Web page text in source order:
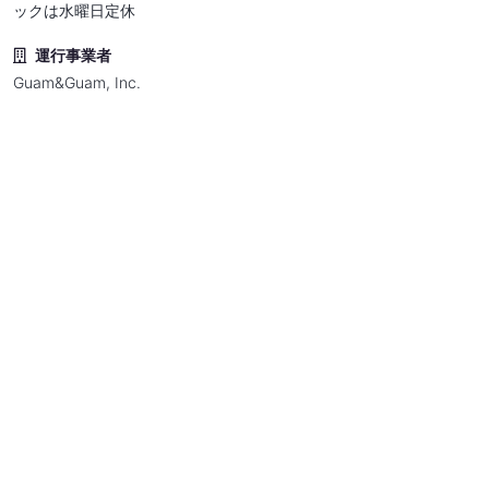
ックは水曜日定休
運行事業者
Guam&Guam, Inc.